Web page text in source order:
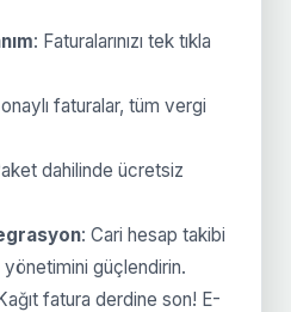
: Faturalarınızı tek tıkla
faturalar, tüm vergi
dahilinde ücretsiz
: Cari hesap takibi
güçlendirin.
fatura derdine son! E-